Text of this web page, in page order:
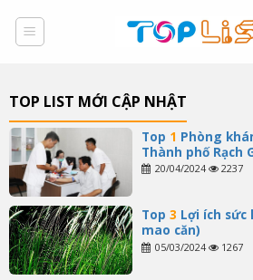
TOP LIST MỚI CẬP NHẬT
Top 1 Phòng
Thành phố Rạch
20/04/2024 2237
Top 3 Lợi ích sức
mao căn)
05/03/2024 1267